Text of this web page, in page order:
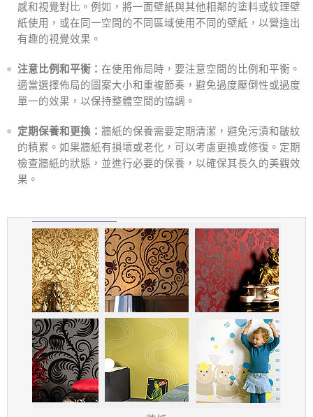
感和視覺對比。例如，將一面壁紙與其他相鄰的塗料或紋理壁
紙使用，或在同一空間的不同區域使用不同的壁紙，以營造出
有趣的視覺效果。
注意比例和平衡： 在使用佈局時，要注意空間的比例和平衡。
適當選擇佈局的圖案大小和重複節奏，避免過度壓倒性或過度
單一的效果，以保持整體空間的協調。
定期保養和更換： 牆紙的保養需要定期清潔，避免污漬和皺紋
的積累。如果牆紙有損壞或老化，可以考慮更換或修復。定期
檢查牆紙的狀態，並進行必要的保養，以確保其長久的美觀效
果。